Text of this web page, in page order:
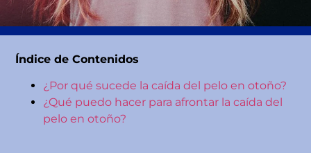
Índice de Contenidos
¿Por qué sucede la caída del pelo en otoño?
¿Qué puedo hacer para afrontar la caída del
pelo en otoño?